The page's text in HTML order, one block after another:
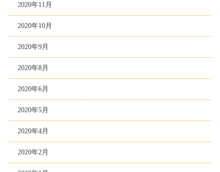
2020年11月
2020年10月
2020年9月
2020年8月
2020年6月
2020年5月
2020年4月
2020年2月